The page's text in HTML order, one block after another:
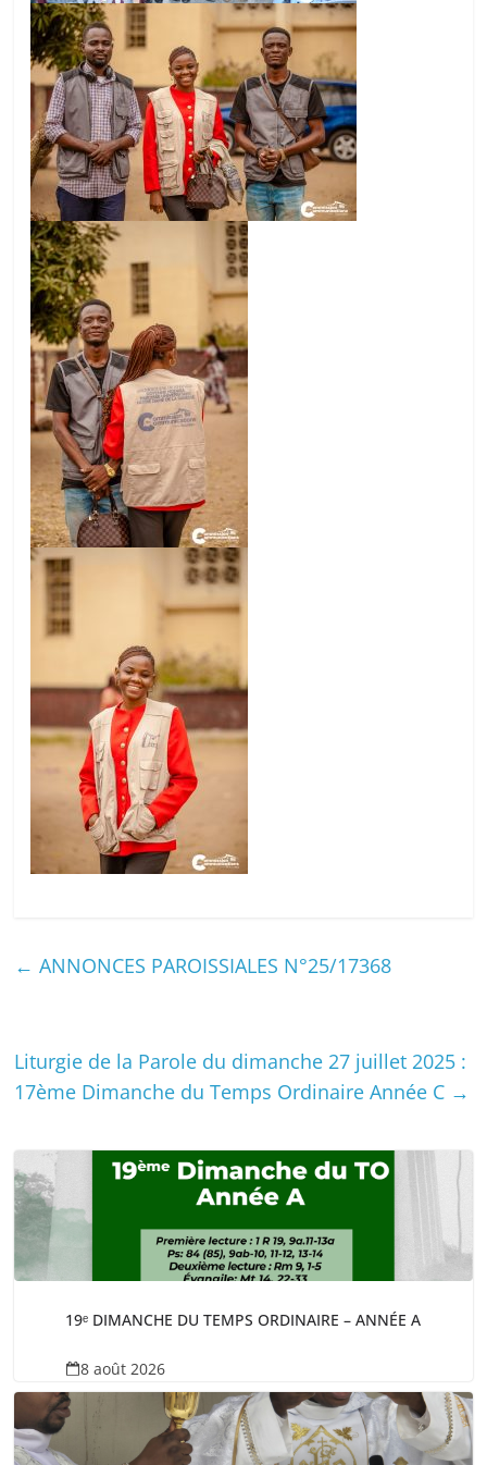
← ANNONCES PAROISSIALES N°25/17368
Liturgie de la Parole du dimanche 27 juillet 2025 :
17ème Dimanche du Temps Ordinaire Année C →
19ᵉ DIMANCHE DU TEMPS ORDINAIRE – ANNÉE A
8 août 2026